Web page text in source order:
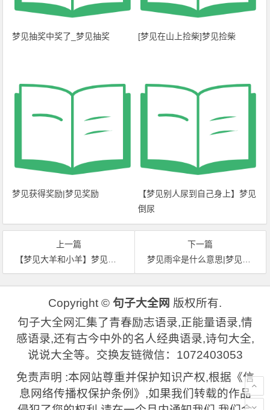
梦见抽奖中奖了_梦见抽奖 [梦见在山上捡柴]梦见捡柴
梦见获得奖励|梦见奖励
【梦见别人尿到自己身上】梦见
倒尿
上一篇
【梦见大羊和小羊】梦见大羊
下一篇
梦见雨伞是什么意思|梦见雨伞
Copyright © 句子大全网 版权所有.
句子大全网汇集了青春励志语录,正能量语录,情
感语录,还有古今中外的名人经典语录,诗句大全,
说说大全等。交换友链微信：1072403053
免责声明 :本网站尊重并保护知识产权,根据《信
息网络传播权保护条例》,如果我们转载的作品